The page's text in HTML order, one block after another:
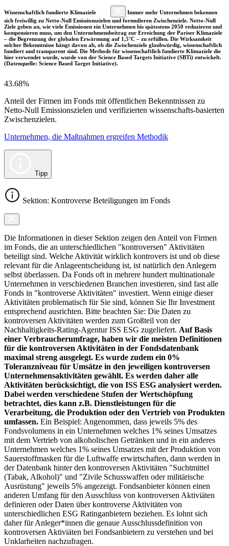
Wissenschaftlich fundierte Klimaziele
Immer mehr Unternehmen bekennen
sich freiwillig zu Netto-Null Emissionszielen und formulieren Zwischenziele. Netto-Null
Ziele geben an, wie viele Emissionen ein Unternehmen bis spätestens 2050 reduzieren und
kompensieren muss, um den Unternehmensbeitrag zur Erreichung der Pariser Klimaziele
– die Begrenzung der globalen Erwärmung auf 1,5°C – zu erfüllen. Die Wirksamkeit
solcher Bekenntnisse hängt davon ab, ob die Zwischenziele glaubwürdig, wissenschaftlich
fundiert und transparent sind. Die Methode für wissenschaftlich fundierte Klimaziele die
hier verwendet wurde, wurde von der Science Based Targets Initiative (SBTi) entwickelt.
(Datenquelle: Science Based Target Initiative).
43.68%
Anteil der Firmen im Fonds mit öffentlichen Bekenntnissen zu
Netto-Null Emissionszielen und verifizierten wissenschafts-basierten
Zwischenzielen.
Unternehmen, die Maßnahmen ergreifen Methodik
Tipp
Sektion: Kontroverse Beteiligungen im Fonds
Die Informationen in dieser Sektion zeigen den Anteil von Firmen
im Fonds, die an unterschiedlichen "kontroversen" Aktivitäten
beteiligt sind. Welche Aktivität wirklich kontrovers ist und ob diese
relevant für die Anlageentscheidung ist, ist natürlich den Anlegern
selbst überlassen. Da Fonds oft in mehrere hundert multinationale
Unternehmen in verschiedenen Branchen investieren, sind fast alle
Fonds in "kontroverse Aktivitäten" investiert. Wenn einige dieser
Aktivitäten problematisch für Sie sind, können Sie Ihr Investment
entsprechend ausrichten. Bitte beachten Sie: Die Daten zu
kontroversen Aktivitäten werden zum Großteil von der
Nachhaltigkeits-Rating-Agentur ISS ESG zugeliefert. Auf Basis
einer Verbraucherumfrage, haben wir die meisten Definitionen
für die kontroversen Aktivitäten in der Fondsdatenbank
maximal streng ausgelegt. Es wurde zudem ein 0%
Toleranzniveau für Umsätze in den jeweiligen kontroversen
Unternehmensaktivitäten gewählt. Es werden daher alle
Aktivitäten berücksichtigt, die von ISS ESG analysiert werden.
Dabei werden verschiedene Stufen der Wertschöpfung
betrachtet, dies kann z.B. Dienstleistungen für die
Verarbeitung, die Produktion oder den Vertrieb von Produkten
umfassen. Ein Beispiel: Angenommen, dass jeweils 5% des
Fondsvolumens in ein Unternehmen welches 1% seines Umsatzes
mit dem Vertrieb von alkoholischen Getränken und in ein anderes
Unternehmen welches 1% seines Umsatzes mit der Produktion von
Sauerstoffmasken für die Luftwaffe erwirtschaften, dann werden in
der Datenbank hinter den kontroversen Aktivitäten "Suchtmittel
(Tabak, Alkohol)" und "Zivile Schusswaffen oder militärische
Ausrüstung" jeweils 5% angezeigt. Fondsanbieter können einen
anderen Umfang für den Ausschluss von kontroversen Aktiviäten
definieren oder Daten über kontroverse Aktivitäten von
unterschiedlichen ESG Ratinganbietern beziehen. Es lohnt sich
daher für Anleger*innen die genaue Ausschlussdefinition von
kontroversen Aktiviäten bei Fondsanbietern zu verstehen und bei
Unklarheiten nachzufragen.